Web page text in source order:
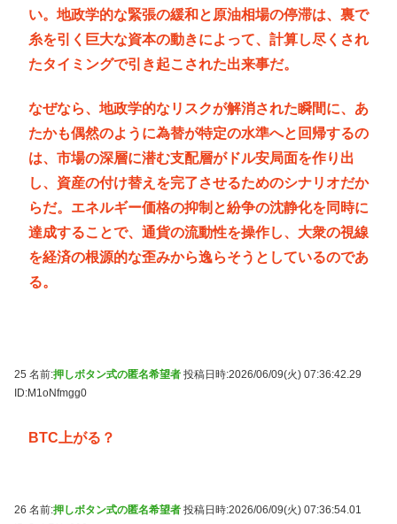
い。地政学的な緊張の緩和と原油相場の停滞は、裏で
糸を引く巨大な資本の動きによって、計算し尽くされ
たタイミングで引き起こされた出来事だ。
なぜなら、地政学的なリスクが解消された瞬間に、あ
たかも偶然のように為替が特定の水準へと回帰するの
は、市場の深層に潜む支配層がドル安局面を作り出
し、資産の付け替えを完了させるためのシナリオだか
らだ。エネルギー価格の抑制と紛争の沈静化を同時に
達成することで、通貨の流動性を操作し、大衆の視線
を経済の根源的な歪みから逸らそうとしているのであ
る。
25 名前:押しボタン式の匿名希望者 投稿日時:2026/06/09(火) 07:36:42.29
ID:M1oNfmgg0
BTC上がる？
26 名前:押しボタン式の匿名希望者 投稿日時:2026/06/09(火) 07:36:54.01